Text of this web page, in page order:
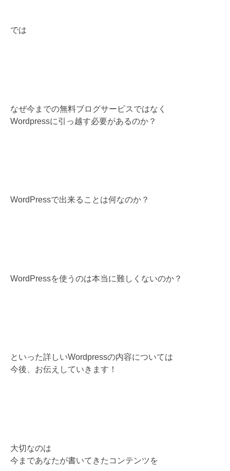
では
なぜ今までの無料ブログサービスではなく
Wordpressに引っ越す必要があるのか？
WordPressで出来ることは何なのか？
WordPressを使うのは本当に難しくないのか？
といった詳しいWordpressの内容については
今後、お伝えしていきます！
大切なのは
今まであなたが書いてきたコンテンツを